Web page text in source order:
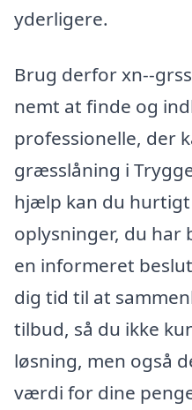
yderligere.
Brug derfor xn--
nemt at finde og
professionelle, der
græsslåning i
hjælp kan du hurtigt
oplysninger, du
en informeret
dig tid til at
tilbud, så du ikke
løsning, men også
værdi for dine